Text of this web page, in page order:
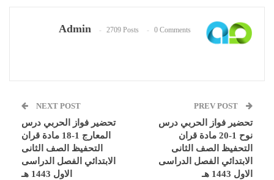
Admin 2709 Posts 0 Comments
تحضير فواز الحربي درس
نوح 1-20 مادة قران
التحفيظ الصف الثانى
الابتدائي الفصل الدراسى
الاول 1443 هـ
NEXT POST
تحضير فواز الحربي درس
المعارج 1-18 مادة قران
التحفيظ الصف الثانى
الابتدائي الفصل الدراسى
الاول 1443 هـ